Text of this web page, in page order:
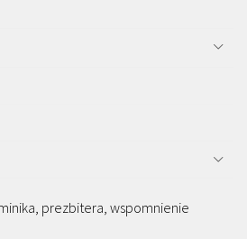
prezbitera, wspomnienie